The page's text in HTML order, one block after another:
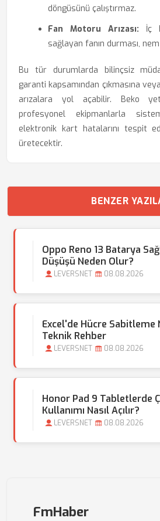
döngüsünü çalıştırmaz.
Fan Motoru Arızası: İç
sağlayan fanın durması, nem
Bu tür durumlarda bilinçsiz
garanti kapsamından çıkmasına
arızalara yol açabilir. Beko
profesyonel ekipmanlarla
elektronik kart hatalarını tespit
üretecektir.
BENZER
Oppo Reno 13 Batarya
Düşüşü Neden Olur?
LEVERSNET 08.08.2026
Excel'de Hücre Sabitleme
Teknik Rehber
LEVERSNET 08.08.2026
Honor Pad 9 Tabletlerde
Kullanımı Nasıl Açılır?
LEVERSNET 08.08.2026
FmHaber